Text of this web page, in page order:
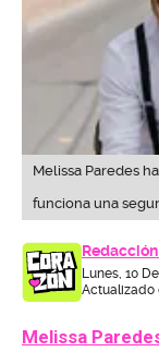
Melissa Paredes
funciona una
Lunes, 10
Actualizado
Melissa